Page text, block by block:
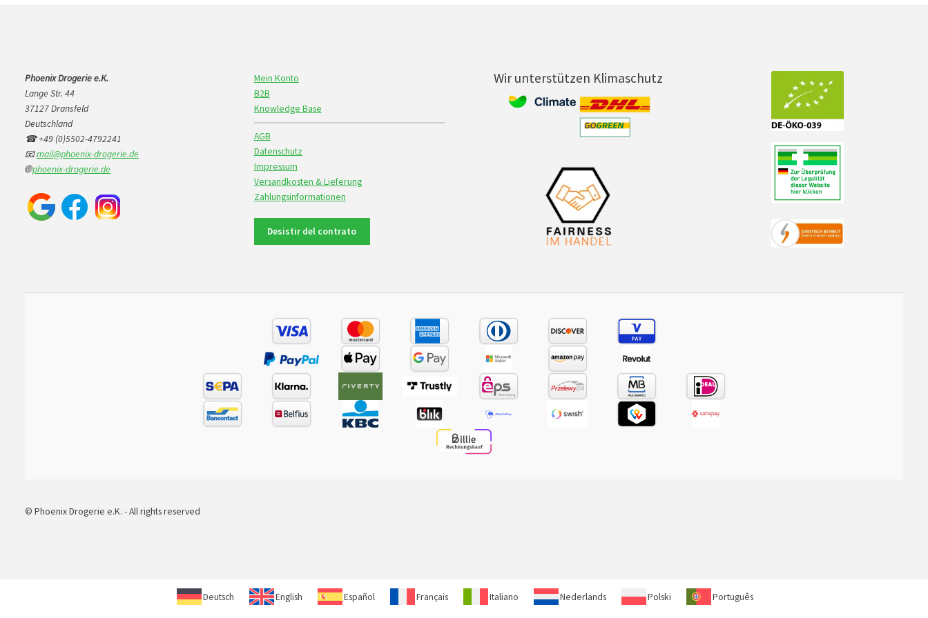
Phoenix Drogerie e.K.
Lange Str. 44
37127 Dransfeld
Deutschland
☎ +49 (0)5502-4792241
📧mail@phoenix-drogerie.de
🌐phoenix-drogerie.de
Mein Konto
B2B
Knowledge Base
AGB
Datenschutz
Impressum
Versandkosten & Lieferung
Zahlungsinformationen
Desistir del contrato
Wir unterstützen Klimaschutz
© Phoenix Drogerie e.K. - All rights reserved
Deutsch English Español Français Italiano Nederlands Polski Português